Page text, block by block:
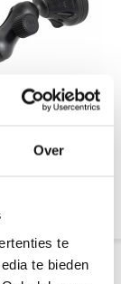
Over
te
te bieden
Twist Lock
zuignapset